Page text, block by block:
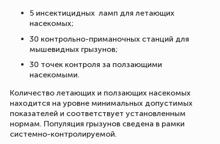
5 инсектицидных ламп для летающих
насекомых;
30 контрольно-приманочных станций для
мышевидных грызунов;
30 точек контроля за ползающими
насекомыми.
Количество летающих и ползающих насекомых
находится на уровне минимальных допустимых
показателей и соответствует установленным
нормам. Популяция грызунов сведена в рамки
системно-контролируемой.